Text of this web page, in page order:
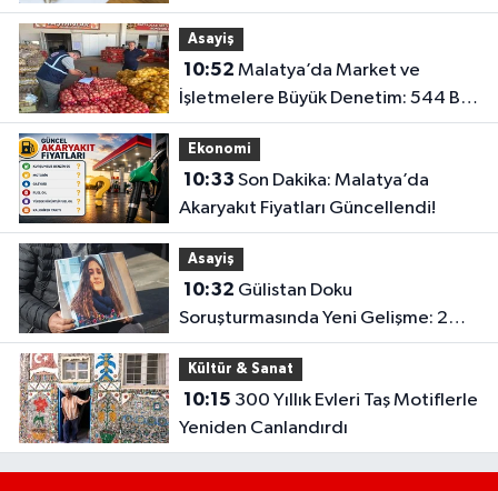
Kritik İtiraz Kararı..
Asayiş
10:52
İşletmelere Büyük Denetim: 544 Bin
TL’lik Ceza
Ekonomi
10:33
Akaryakıt Fiyatları Güncellendi!
Asayiş
10:32
Soruşturmasında Yeni Gelişme: 2
Dalgıç Tutuklandı..
Kültür & Sanat
10:15
Yeniden Canlandırdı